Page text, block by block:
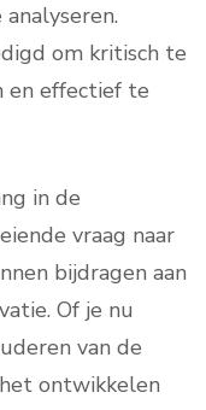
om kritisch te
en effectief te
in de
vraag naar
bijdragen aan
Of je nu
van de
ontwikkelen